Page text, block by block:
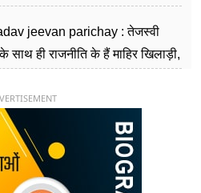
jeevan parichay : तेजस्वी
साथ ही राजनीति के हैं माहिर खिलाड़ी,